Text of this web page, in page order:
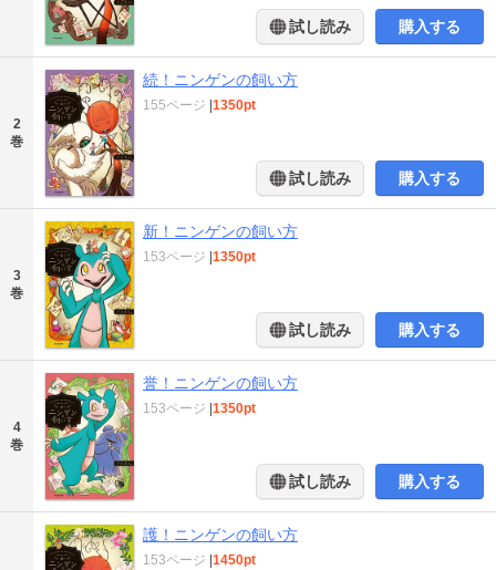
試し読み 購入する
2
巻
続！ニンゲンの飼い方
155ページ 1350pt
試し読み 購入する
3
巻
新！ニンゲンの飼い方
153ページ 1350pt
試し読み 購入する
4
巻
誉！ニンゲンの飼い方
153ページ 1350pt
試し読み 購入する
護！ニンゲンの飼い方
153ページ 1450pt